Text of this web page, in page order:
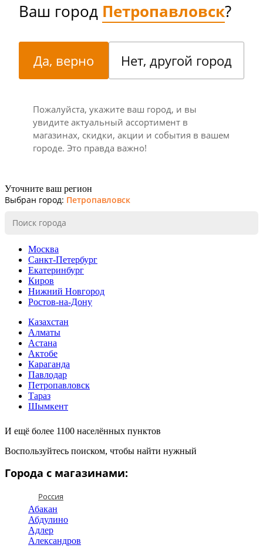
Ваш город Петропавловск?
Да, верно Нет, другой город
Пожалуйста, укажите ваш город, и вы
увидите актуальный ассортимент в
магазинах, скидки, акции и события в вашем
городе. Это правда важно!
Уточните ваш регион
Выбран город: Петропавловск
Москва
Санкт-Петербург
Екатеринбург
Киров
Нижний Новгород
Ростов-на-Дону
Казахстан
Алматы
Астана
Актобе
Караганда
Павлодар
Петропавловск
Тараз
Шымкент
И ещё более 1100 населённых пунктов
Воспользуйтесь поиском, чтобы найти нужный
Города с магазинами:
Россия
Абакан
Абдулино
Адлер
Александров